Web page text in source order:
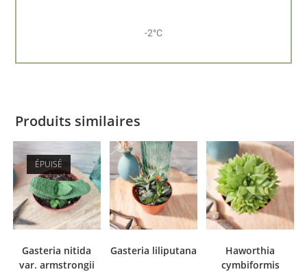
-2°C
Produits similaires
ÉPUISÉ
Gasteria nitida
var. armstrongii
Gasteria liliputana
Haworthia
cymbiformis